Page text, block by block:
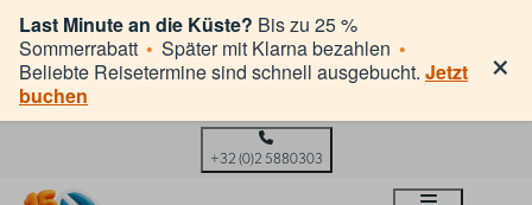
Last Minute an die Küste? Bis zu 25 %
Sommerrabatt • Später mit Klarna bezahlen •
Beliebte Reisetermine sind schnell ausgebucht. Jetzt
buchen
×
+32 (0)2 5880303